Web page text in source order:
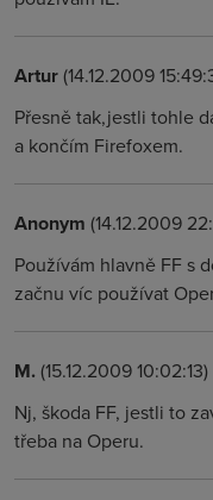
Artur(14.12.2009
Přesně tak,jestli tohle
a končím Firefoxem.
Anonym (14.12.2009
Používám hlavně FF s
začnu víc používat
M. (15.12.2009 10:02:13)
Nj, škoda FF, jestli to
třeba na Operu.